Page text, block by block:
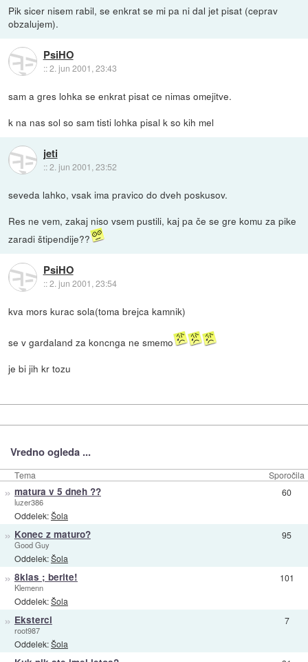
Pik sicer nisem rabil, se enkrat se mi pa ni dal jet pisat (ceprav
obzalujem).
PsiHO
::2. jun 2001, 23:43
sam a gres lohka se enkrat pisat ce nimas omejitve.
k na nas sol so sam tisti lohka pisal k so kih mel
jeti
::2. jun 2001, 23:52
seveda lahko, vsak ima pravico do dveh poskusov.
Res ne vem, zakaj niso vsem pustili, kaj pa če se gre komu za pike
zaradi štipendije??
PsiHO
::2. jun 2001, 23:54
kva mors kurac sola(toma brejca kamnik)
se v gardaland za koncnga ne smemo
je bi jih kr tozu
Vredno ogleda ...
Tema Sporočila
» matura v 5 dneh ??
luzer386
Oddelek:Šola
60
» Konec z maturo?
Good Guy
Oddelek:Šola
95
» 8klas ; berite!
Klemenn
Oddelek:Šola
101
» Eksterci
root987
Oddelek:Šola
7